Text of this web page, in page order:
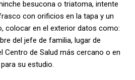
besucona o triatoma, intente
con orificios en la tapa y un
colocar en el exterior datos como:
del jefe de familia, lugar de
Centro de Salud más cercano o en
su estudio.